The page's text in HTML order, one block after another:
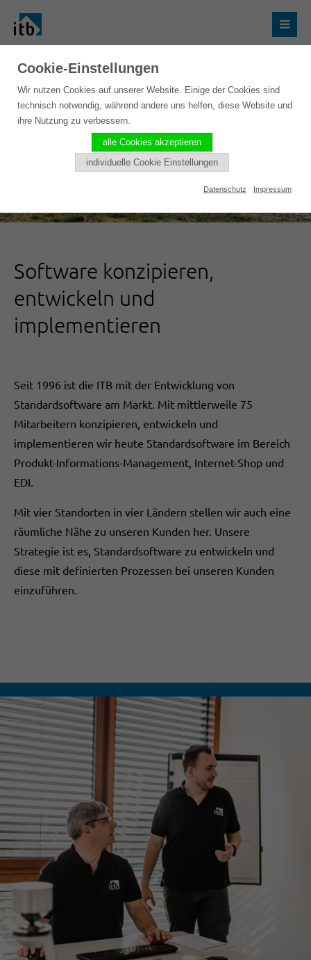
Software konzipieren,
entwickeln und
implementieren
Seit 1996 ist die ITB mit der Entwicklung von
Standardsoftware am Markt. Mit mittlerweile 75
Mitarbeitern konzipieren, entwickeln und
implementieren wir heute Standardsoftware im Bereich
Produkt-Informations-Management, Internet-Shop und
EDI.
Mit vier Standorten in vier Ländern stellen wir auch eine
räumliche Nähe zu unseren Kunden her. Unsere
Strategie ist es, Standardsoftware zu entwickeln und
diese mit definierten Prozessen bei unseren Kunden
einzuführen.
Cookie-Einstellungen
Wir nutzen Cookies auf unserer Website. Einige der Cookies sind
technisch notwendig, während andere uns helfen, diese Website und
ihre Nutzung zu verbessern.
alle Cookies akzeptieren
individuelle Cookie Einstellungen
Datenschutz Impressum